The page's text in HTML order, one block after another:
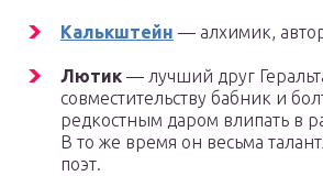
Калькштейн — алхимик,
Лютик — лучший друг
совместительству бабник и
редкостным даром влипать в
В то же время он весьма
поэт.